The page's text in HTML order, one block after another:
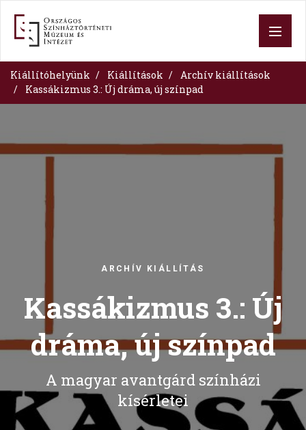
content
Kiállítóhelyünk Kiállítások
Archív kiállítások
Kassákizmus 3.: Új dráma, új színpad
ARCHÍV KIÁLLÍTÁS
Kassákizmus 3.: Új
dráma, új színpad
A magyar avantgárd színházi
kísérletei